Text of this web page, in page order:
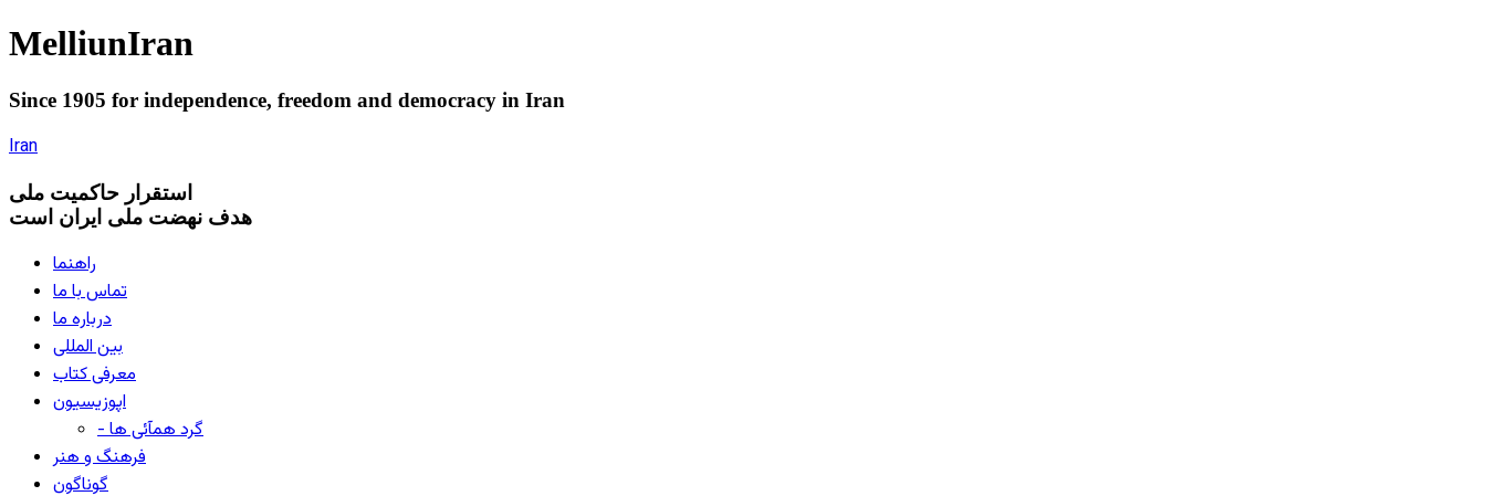
MelliunIran
Since 1905 for independence, freedom and democracy in Iran
Iran
استقرار حاکميت ملی
هدف نهضت ملی ایران است
راهنما
تماس با ما
درباره ما
بین المللی
معرفی کتاب
اپوزیسیون
- گرد همآئی ها
فرهنگ و هنر
گوناگون